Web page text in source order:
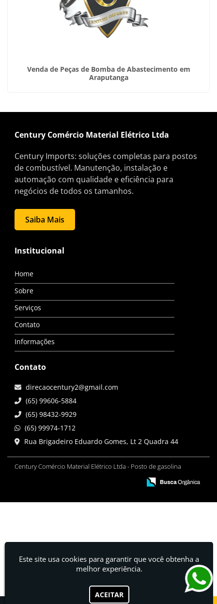
Venda de Peças de Bomba de Abastecimento em
Araputanga
Century Comércio Material Elétrico Ltda
Century Imports: soluções completas para postos
de combustível. Manutenção, instalação e
automação com qualidade e eficiência para
negócios de todos os tamanhos.
Saiba Mais
Institucional
Home
Sobre
Serviços
Contato
Informações
Contato
direcaocentury2@gmail.com
(65) 99606-5884
(65) 98432-9929
(65) 99974-1712
Rua Brigadeiro Eduardo Gomes, Lt 2 Quadra 44
Century Comércio Material Elétrico Ltda - Posto de gasolina
Este site usa cookies para garantir que você obtenha a
melhor experiência.
ACEITAR